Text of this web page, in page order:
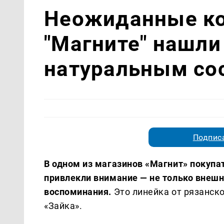
Неожиданные
"Магните"
натуральным
В одном из магазинов «Магнит»
привлекли внимание — не только
воспоминания. Это линейка от
«Зайка».